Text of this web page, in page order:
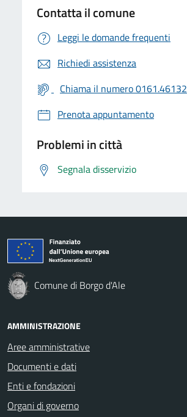
Contatta il comune
Leggi le domande frequenti
Richiedi assistenza
Chiama il numero 0161.46132
Prenota appuntamento
Problemi in città
Segnala disservizio
Comune di Borgo d'Ale
AMMINISTRAZIONE
Aree amministrative
Documenti e dati
Enti e fondazioni
Organi di governo